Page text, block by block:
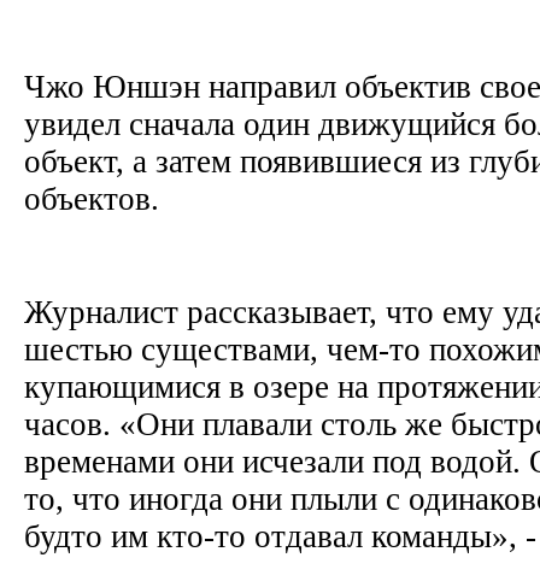
Чжо Юншэн направил объектив
увидел сначала один движущийся
объект, а затем появившиеся из
объектов.
Журналист рассказывает, что ему
шестью существами, чем-то
купающимися в озере на
часов. «Они плавали столь же
временами они исчезали под водой.
то, что иногда они плыли с
будто им кто-то отдавал